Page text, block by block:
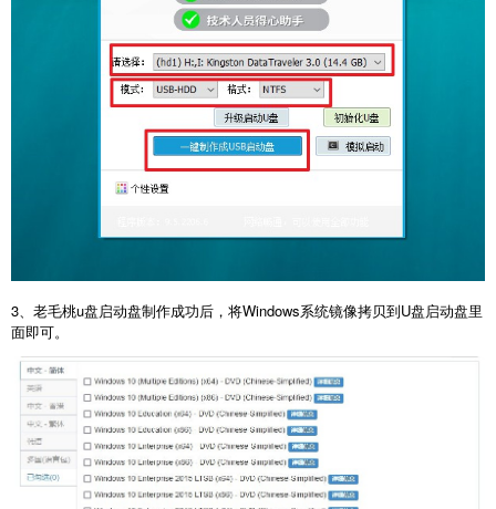
3、老毛桃u盘启动盘制作成功后，将Windows系统镜像拷贝到U盘启动盘里
面即可。